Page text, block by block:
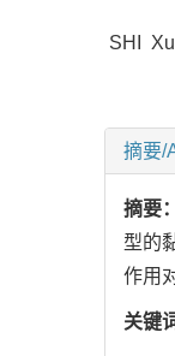
SHI
摘要/
摘要
型的
作用
关键